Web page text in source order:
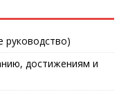
руководство)
достижениям и